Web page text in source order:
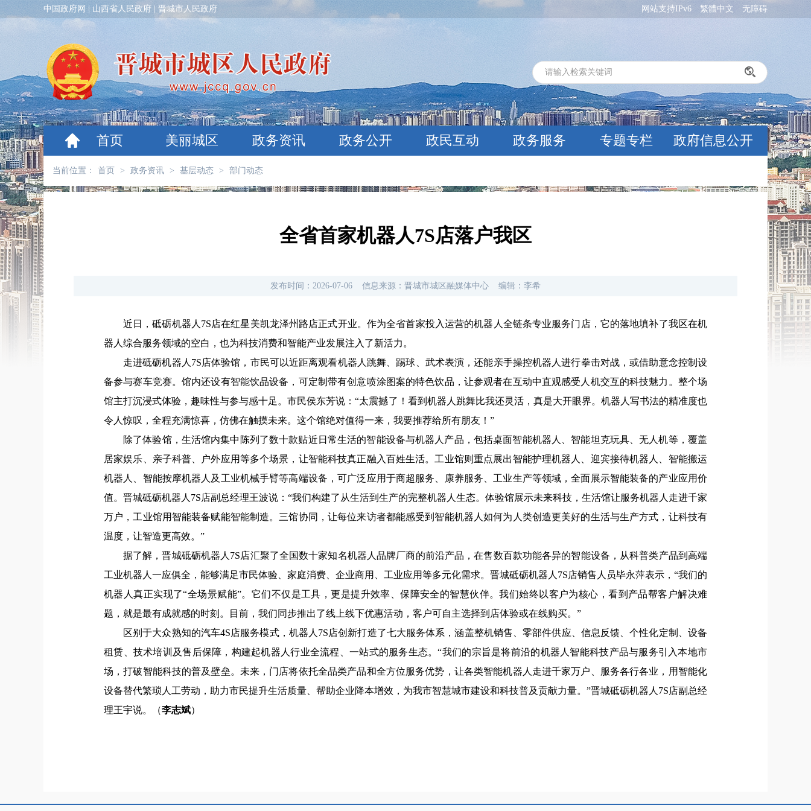
中国政府网 山西省人民政府 晋城市人民政府 网站支持IPv6 繁體中文 无障碍
首页 美丽城区 政务资讯 政务公开 政民互动 政务服务 专题专栏 政府信息公开
当前位置： 首页 > 政务资讯 > 基层动态 > 部门动态
全省首家机器人7S店落户我区
发布时间： 2026-07-06 信息来源： 晋城市城区融媒体中心 编辑： 李希
近日，砥砺机器人7S店在红星美凯龙泽州路店正式开业。作为全省首家投入运营的机器人全链条专业服务门店，它的落地填补了我区在机
器人综合服务领域的空白，也为科技消费和智能产业发展注入了新活力。
走进砥砺机器人7S店体验馆，市民可以近距离观看机器人跳舞、踢球、武术表演，还能亲手操控机器人进行拳击对战，或借助意念控制设
备参与赛车竞赛。馆内还设有智能饮品设备，可定制带有创意喷涂图案的特色饮品，让参观者在互动中直观感受人机交互的科技魅力。整个场
馆主打沉浸式体验，趣味性与参与感十足。市民侯东芳说：“太震撼了！看到机器人跳舞比我还灵活，真是大开眼界。机器人写书法的精准度也
令人惊叹，全程充满惊喜，仿佛在触摸未来。这个馆绝对值得一来，我要推荐给所有朋友！ ”
除了体验馆，生活馆内集中陈列了数十款贴近日常生活的智能设备与机器人产品，包括桌面智能机器人、智能坦克玩具、无人机等，覆盖
居家娱乐、亲子科普、户外应用等多个场景，让智能科技真正融入百姓生活。工业馆则重点展出智能护理机器人、迎宾接待机器人、智能搬运
机器人、智能按摩机器人及工业机械手臂等高端设备，可广泛应用于商超服务、康养服务、工业生产等领域，全面展示智能装备的产业应用价
值。 晋城砥砺机器人7S店副总经理王波说：“我们构建了从生活到生产的完整机器人生态。体验馆展示未来科技，生活馆让服务机器人走进千家
万户，工业馆用智能装备赋能智能制造。三馆协同，让每位来访者都能感受到智能机器人如何为人类创造更美好的生活与生产方式，让科技有
温度，让智造更高效。 ”
据了解，晋城砥砺机器人7S店汇聚了全国数十家知名机器人品牌厂商的前沿产品，在售数百款功能各异的智能设备，从科普类产品到高端
工业机器人一应俱全，能够满足市民体验、家庭消费、企业商用、工业应用等多元化需求。 晋城砥砺机器人7S店销售人员毕永萍表示，“我们的
机器人真正实现了“全场景赋能”。它们不仅是工具，更是提升效率、保障安全的智慧伙伴。我们始终以客户为核心，看到产品帮客户解决难
题，就是最有成就感的时刻。目前，我们同步推出了线上线下优惠活动，客户可自主选择到店体验或在线购买。 ”
区别于大众熟知的汽车4S店服务模式，机器人7S店创新打造了七大服务体系，涵盖整机销售、零部件供应、信息反馈、个性化定制、设备
租赁、技术培训及售后保障，构建起机器人行业全流程、一站式的服务生态。“我们的宗旨是将前沿的机器人智能科技产品与服务引入本地市
场，打破智能科技的普及壁垒。未来，门店将依托全品类产品和全方位服务优势，让各类智能机器人走进千家万户、服务各行各业，用智能化
设备替代繁琐人工劳动，助力市民提升生活质量、帮助企业降本增效，为我市智慧城市建设和科技普及贡献力量。 ”晋城砥砺机器人7S店副总经
理王宇说。（李志斌）